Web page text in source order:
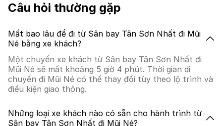
Câu hỏi thường gặp
Mất bao lâu để đi từ Sân bay Tân Sơn Nhất đi Mũi
Né bằng xe khách?
Một chuyến xe khách từ Sân bay Tân Sơn Nhất đi
Mũi Né sẽ mất khoảng 5 giờ 4 phút. Thời gian di
chuyển đi Mũi Né có thể thay đổi tùy theo lộ trình và
điều kiện giao thông.
Những loại xe khách nào có sẵn cho hành trình từ
Sân bay Tân Sơn Nhất đi Mũi Né?